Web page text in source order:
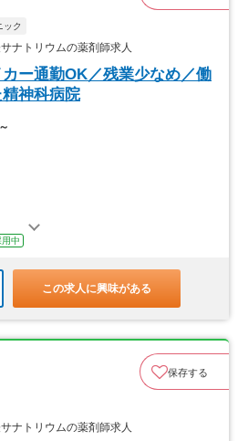
ック
ナトリウムの薬剤師求人
カー通勤OK／残業少なめ／働
神科病院
中
この求人に興味がある
保存する
ナトリウムの薬剤師求人